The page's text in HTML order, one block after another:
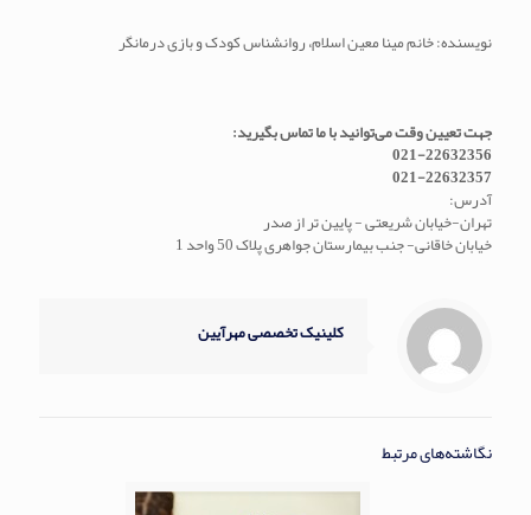
نویسنده: خانم مینا معین اسلام، روانشناس کودک و بازی درمانگر
جهت تعیین وقت می‌توانید با ما تماس بگیرید:
021-22632356
021-22632357
آدرس:
تهران-خیابان شریعتی - پایین تر از صدر
خیابان خاقانی- جنب بیمارستان جواهری پلاک 50 واحد 1
کلینیک تخصصی مهرآیین
نگاشته‌های مرتبط